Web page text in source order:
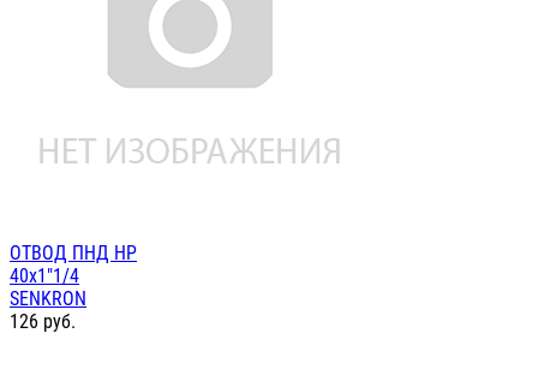
ОТВОД ПНД НР
40х1"1/4
SENKRON
126 руб.